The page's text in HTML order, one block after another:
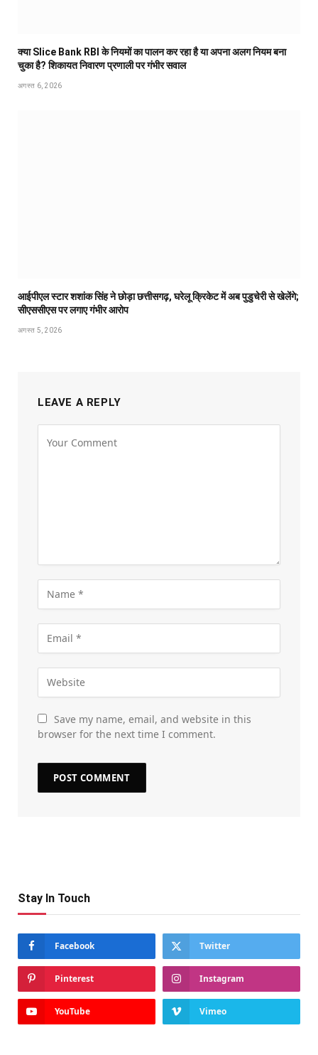
क्या Slice Bank RBI के नियमों का पालन कर रहा है या अपना अलग नियम बना
चुका है? शिकायत निवारण प्रणाली पर गंभीर सवाल
अगस्त 6, 2026
आईपीएल स्टार शशांक सिंह ने छोड़ा छत्तीसगढ़, घरेलू क्रिकेट में अब पुडुचेरी से खेलेंगे;
सीएससीएस पर लगाए गंभीर आरोप
अगस्त 5, 2026
LEAVE A REPLY
Save my name, email, and website in this
browser for the next time I comment.
Stay In Touch
Facebook Twitter
Pinterest Instagram
YouTube Vimeo